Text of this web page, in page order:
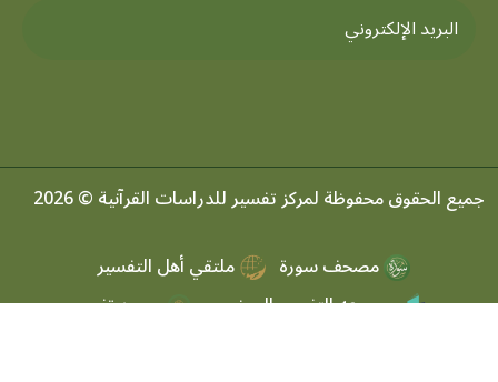
جميع الحقوق محفوظة لمركز تفسير للدراسات القرآنية © 2026
مصحف سورة
ملتقي أهل التفسير
موسوعه التفسير الموضعي
مرصد تفسير